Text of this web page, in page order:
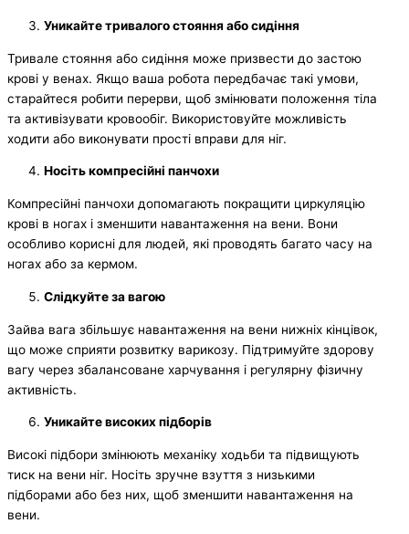
Уникайте тривалого стояння або сидіння
Тривале стояння або сидіння може призвести до застою
крові у венах. Якщо ваша робота передбачає такі умови,
старайтеся робити перерви, щоб змінювати положення тіла
та активізувати кровообіг. Використовуйте можливість
ходити або виконувати прості вправи для ніг.
Носіть компресійні панчохи
Компресійні панчохи допомагають покращити циркуляцію
крові в ногах і зменшити навантаження на вени. Вони
особливо корисні для людей, які проводять багато часу на
ногах або за кермом.
Слідкуйте за вагою
Зайва вага збільшує навантаження на вени нижніх кінцівок,
що може сприяти розвитку варикозу. Підтримуйте здорову
вагу через збалансоване харчування і регулярну фізичну
активність.
Уникайте високих підборів
Високі підбори змінюють механіку ходьби та підвищують
тиск на вени ніг. Носіть зручне взуття з низькими
підборами або без них, щоб зменшити навантаження на
вени.